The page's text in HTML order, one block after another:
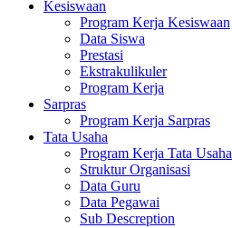
Kesiswaan
Program Kerja Kesiswaan
Data Siswa
Prestasi
Ekstrakulikuler
Program Kerja
Sarpras
Program Kerja Sarpras
Tata Usaha
Program Kerja Tata Usaha
Struktur Organisasi
Data Guru
Data Pegawai
Sub Descreption